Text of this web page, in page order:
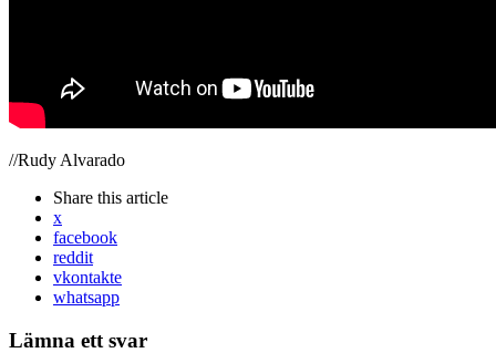
//Rudy Alvarado
Share this article
x
facebook
reddit
vkontakte
whatsapp
Lämna ett svar